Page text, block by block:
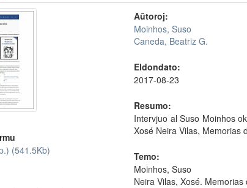
(541.5Kb)
Aŭtoroj:
Moinhos, Suso
Caneda, Beatriz G.
Eldondato:
2017-08-23
Resumo:
Intervjuo al Suso Moinhos
Xosé Neira Vilas, Memorias
Temo:
Moinhos, Suso
Neira Vilas, Xosé.